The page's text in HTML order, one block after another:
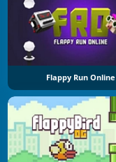
Flappy Run Online